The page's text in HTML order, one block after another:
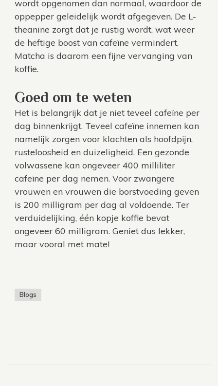
wordt opgenomen dan normaal, waardoor de
oppepper geleidelijk wordt afgegeven. De L-
theanine zorgt dat je rustig wordt, wat weer
de heftige boost van cafeïne vermindert.
Matcha is daarom een fijne vervanging van
koffie.
Goed om te weten
Het is belangrijk dat je niet teveel cafeïne per
dag binnenkrijgt. Teveel cafeïne innemen kan
namelijk zorgen voor klachten als hoofdpijn,
rusteloosheid en duizeligheid. Een gezonde
volwassene kan ongeveer 400 milliliter
cafeïne per dag nemen. Voor zwangere
vrouwen en vrouwen die borstvoeding geven
is 200 milligram per dag al voldoende. Ter
verduidelijking, één kopje koffie bevat
ongeveer 60 milligram. Geniet dus lekker,
maar vooral met mate!
Blogs